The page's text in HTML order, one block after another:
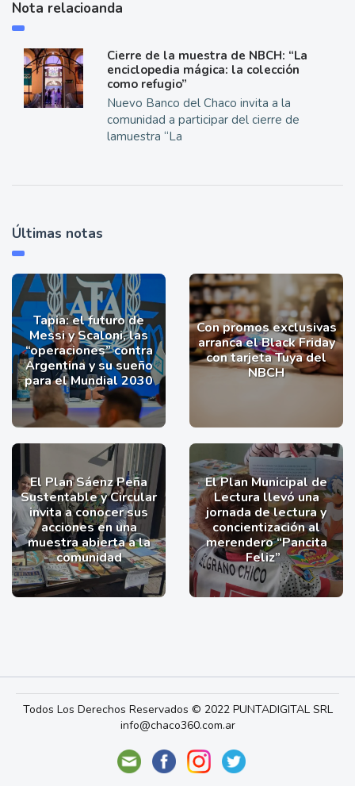
Nota relacioanda
Cierre de la muestra de NBCH: “La
enciclopedia mágica: la colección
como refugio”
Nuevo Banco del Chaco invita a la
comunidad a participar del cierre de
lamuestra “La
Últimas notas
Tapia: el futuro de
Messi y Scaloni, las
“operaciones” contra
Argentina y su sueño
para el Mundial 2030
Con promos exclusivas
arranca el Black Friday
con tarjeta Tuya del
NBCH
El Plan Sáenz Peña
Sustentable y Circular
invita a conocer sus
acciones en una
muestra abierta a la
comunidad
El Plan Municipal de
Lectura llevó una
jornada de lectura y
concientización al
merendero “Pancita
Feliz”
Todos Los Derechos Reservados © 2022 PUNTADIGITAL SRL
info@chaco360.com.ar